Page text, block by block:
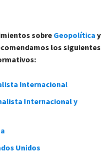
sobre Geopolítica y
los siguientes
Internacional
Internacional y
Unidos